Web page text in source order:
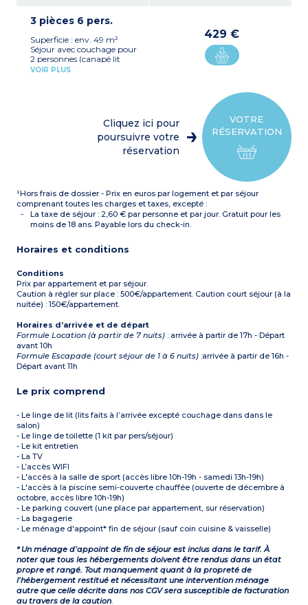
hotte, micro-ondes/gril,
cafetière à capsules et
filtres
Chambre avec un lit
double
3 pièces 6 pers.
Superficie : env. 49 m²
Séjour avec couchage pour
2 personnes (canapé lit
gigogne ou BZ)
cafetière à capsules et
Chambre avec un lit
salle de douche
Coffre fort
VOIR PLUS
429 €
VOTRE
RÉSERVATION
Cliquez ici pour
poursuivre votre
réservation
¹Hors frais de dossier - Prix en euros par logement et par séjour
comprenant toutes les charges et taxes, excepté :
La taxe de séjour : 2,60 € par personne et par jour. Gratuit pour les
moins de 18 ans. Payable lors du check-in.
Horaires et conditions
Conditions
Prix par appartement et par séjour.
Caution à régler sur place : 500€/appartement. Caution court séjour (à la
nuitée) : 150€/appartement.
Horaires d’arrivée et de départ
Formule Location (à partir de 7 nuits) : arrivée à partir de 17h - Départ
avant 10h
Formule Escapade (court séjour de 1 à 6 nuits) :arrivée à partir de 16h -
Départ avant 11h
Le prix comprend
- Le linge de lit (lits faits à l’arrivée excepté couchage dans dans le
salon)
- Le linge de toilette (1 kit par pers/séjour)
- Le kit entretien
- La TV
- L’accès WIFI
- L'accès à la salle de sport (accès libre 10h-19h - samedi 13h-19h)
- L'accès à la piscine semi-couverte chauffée (ouverte de décembre à
octobre, accès libre 10h-19h)
- Le parking couvert (une place par appartement, sur réservation)
- La bagagerie
- Le ménage d'appoint* fin de séjour (sauf coin cuisine & vaisselle)
* Un ménage d’appoint de fin de séjour est inclus dans le tarif. À
noter que tous les hébergements doivent être rendus dans un état
propre et rangé. Tout manquement quant à la propreté de
l’hébergement restitué et nécessitant une intervention ménage
autre que celle décrite dans nos CGV sera susceptible de facturation
au travers de la caution.